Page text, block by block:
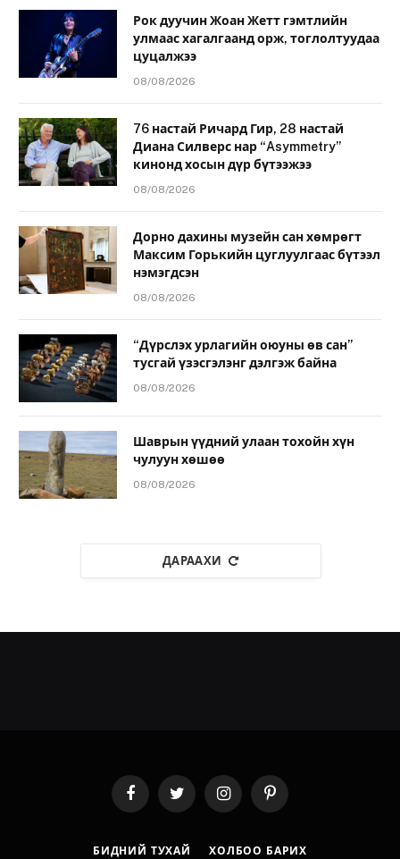
Рок дуучин Жоан Жетт гэмтлийн
улмаас хагалгаанд орж, тоглолтуудаа
цуцалжээ
08/08/2026
76 настай Ричард Гир, 28 настай
Диана Силверс нар “Asymmetry”
кинонд хосын дүр бүтээжээ
08/08/2026
Дорно дахины музейн сан хөмрөгт
Максим Горькийн цуглуулгаас бүтээл
нэмэгдсэн
08/08/2026
“Дүрслэх урлагийн оюуны өв сан”
тусгай үзэсгэлэнг дэлгэж байна
08/08/2026
Шаврын үүдний улаан тохойн хүн
чулуун хөшөө
08/08/2026
ДАРААХИ
FacebookTwitter InstagramPinterest
БИДНИЙ ТУХАЙ ХОЛБОО БАРИХ